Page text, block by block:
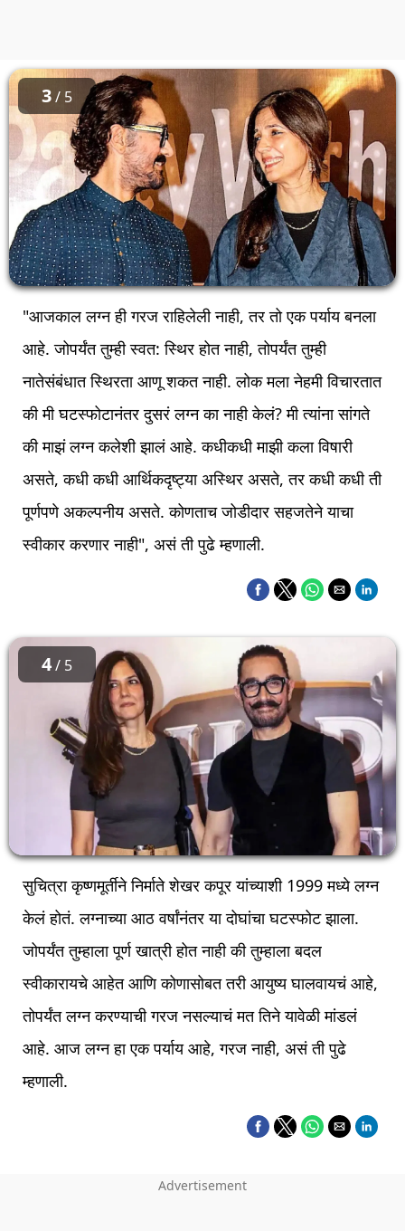
3/ 5
"आजकाल लग्न ही गरज राहिलेली नाही, तर तो एक पर्याय बनला
आहे. जोपर्यंत तुम्ही स्वत: स्थिर होत नाही, तोपर्यंत तुम्ही
नातेसंबंधात स्थिरता आणू शकत नाही. लोक मला नेहमी विचारतात
की मी घटस्फोटानंतर दुसरं लग्न का नाही केलं? मी त्यांना सांगते
की माझं लग्न कलेशी झालं आहे. कधीकधी माझी कला विषारी
असते, कधी कधी आर्थिकदृष्ट्या अस्थिर असते, तर कधी कधी ती
पूर्णपणे अकल्पनीय असते. कोणताच जोडीदार सहजतेने याचा
स्वीकार करणार नाही", असं ती पुढे म्हणाली.
4/ 5
सुचित्रा कृष्णमूर्तीने निर्माते शेखर कपूर यांच्याशी 1999 मध्ये लग्न
केलं होतं. लग्नाच्या आठ वर्षांनंतर या दोघांचा घटस्फोट झाला.
जोपर्यंत तुम्हाला पूर्ण खात्री होत नाही की तुम्हाला बदल
स्वीकारायचे आहेत आणि कोणासोबत तरी आयुष्य घालवायचं आहे,
तोपर्यंत लग्न करण्याची गरज नसल्याचं मत तिने यावेळी मांडलं
आहे. आज लग्न हा एक पर्याय आहे, गरज नाही, असं ती पुढे
म्हणाली.